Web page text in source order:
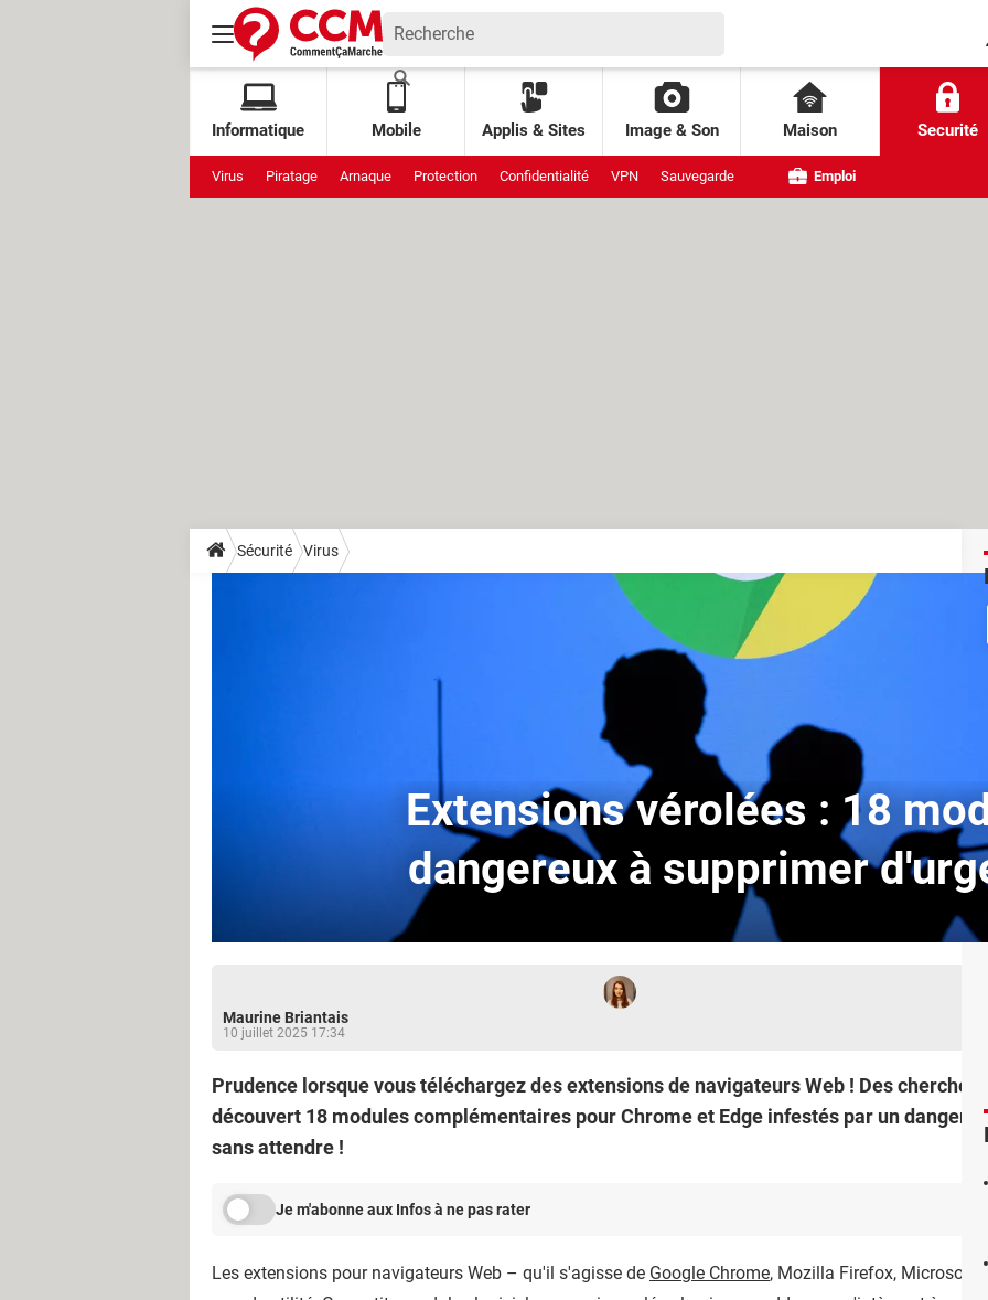
Informatique Mobile Applis & Sites Image & Son Maison Securité
Virus Piratage Arnaque Protection Confidentialité VPN Sauvegarde Emploi
Sécurité Virus
Extensions vérolées : 18
dangereux à supprimer
Maurine Briantais
10 juillet 2025 17:34
Prudence lorsque vous téléchargez des extensions de navigateurs Web ! Des
découvert 18 modules complémentaires pour Chrome et Edge infestés par un
sans attendre !
Je m'abonne aux Infos à ne pas rater
Les extensions pour navigateurs Web – qu'il s'agisse de Google Chrome, Mozilla Firefox, Microsoft